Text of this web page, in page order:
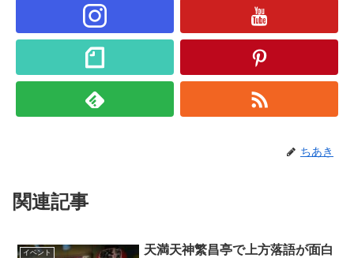
ちあき
関連記事
イベント
天満天神繁昌亭で上方落語が面白